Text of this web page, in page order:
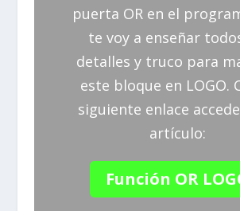
puerta OR en el
te voy a enseñar
detalles y truco para
este bloque en LOGO.
siguiente enlace
artículo:
Función OR